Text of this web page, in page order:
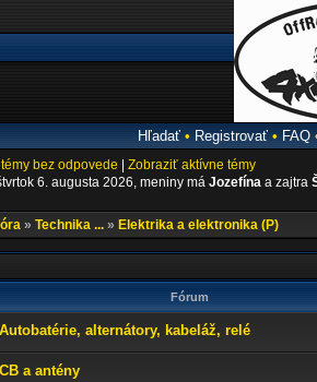
Hľadať• Registrovať• FAQ
bez odpovede
Zobraziť aktívne témy
6. augusta 2026, meniny má Jozefína a zajtra
» Technika ... » Elektrika a elektronika (P)
Fórum
Autobatérie, alternátory, kabeláž, relé
CB a antény